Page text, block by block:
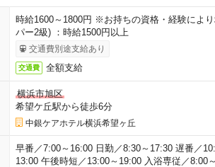
時給1600～1800円 ※お持ちの資格・経験によ
パー2級) ：時給1500円以上
交通費別途支給あり
交通費 全額支給
横浜市旭区
希望ケ丘駅から徒歩6分
中銀ケアホテル横浜希望ヶ丘
早番／7:00～16:00 日勤／8:30～17:30 遅番／
13:00 午後時短／13:00～19:00 入浴専従／8:00